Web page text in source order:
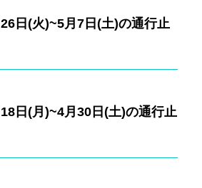
日(火)~5月7日(土)の通行止
日(月)~4月30日(土)の通行止